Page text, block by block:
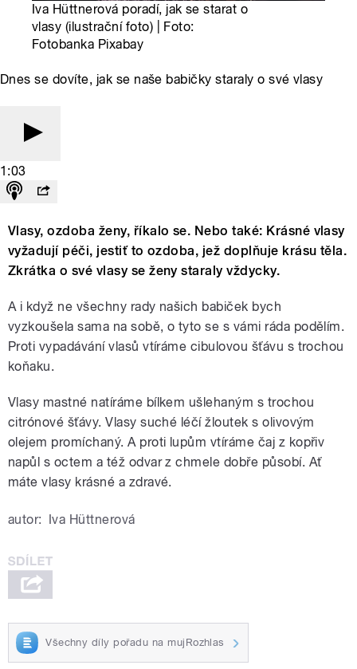
Iva Hüttnerová poradí, jak se starat o
vlasy (ilustrační foto) | Foto:
Fotobanka Pixabay
Dnes se dovíte, jak se naše babičky staraly o své vlasy
1:03
Vlasy, ozdoba ženy, říkalo se. Nebo také: Krásné vlasy
vyžadují péči, jestiť to ozdoba, jež doplňuje krásu těla.
Zkrátka o své vlasy se ženy staraly vždycky.
A i když ne všechny rady našich babiček bych
vyzkoušela sama na sobě, o tyto se s vámi ráda podělím.
Proti vypadávání vlasů vtíráme cibulovou šťávu s trochou
koňaku.
Vlasy mastné natíráme bílkem ušlehaným s trochou
citrónové šťávy. Vlasy suché léčí žloutek s olivovým
olejem promíchaný. A proti lupům vtíráme čaj z kopřiv
napůl s octem a též odvar z chmele dobře působí. Ať
máte vlasy krásné a zdravé.
autor: Iva Hüttnerová
Všechny díly pořadu na mujRozhlas